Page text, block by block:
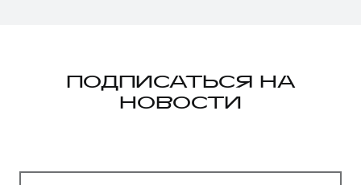
ПОДПИСАТЬСЯ НА
НОВОСТИ